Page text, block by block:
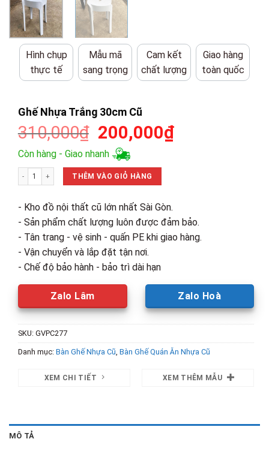
Hình chụp
thực tế
Mẫu mã
sang trọng
Cam kết
chất lượng
Giao hàng
toàn quốc
Ghế Nhựa Trắng 30cm Cũ
310,000₫ Giá
gốc
là:
310,000₫.
200,000₫Giá
Còn hàng - Giao nhanh
Ghế Nhựa Trắng 30cm Cũ số lượng
THÊM VÀO GIỎ HÀNG
- Kho đồ nội thất cũ lớn nhất Sài Gòn.
- Sản phẩm chất lượng luôn được đảm bảo.
- Tân trang - vệ sinh - quấn PE khi giao hàng.
- Vận chuyển và lắp đặt tận nơi.
- Chế độ bảo hành - bảo trì dài hạn
Zalo Lâm Zalo Hoà
SKU: GVPC277
Danh mục: Bàn Ghế Nhựa Cũ, Bàn Ghế Quán Ăn Nhựa Cũ
XEM CHI TIẾT XEM THÊM MẪU
MÔ TẢ